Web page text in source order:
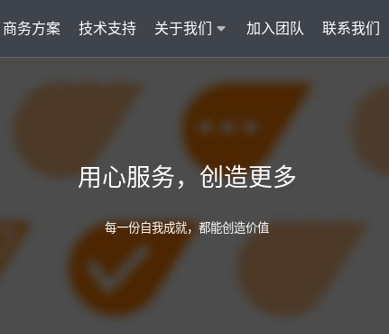
商务方案 技术支持 关于我们 加入团队 联系我们
AI知识助手
营销自动化
批量营销发送，提升获客转化
多模态客服
智能交互升级，轻松理解声图文
用心服务，创造更多
每一份自我成就，都能创造价值